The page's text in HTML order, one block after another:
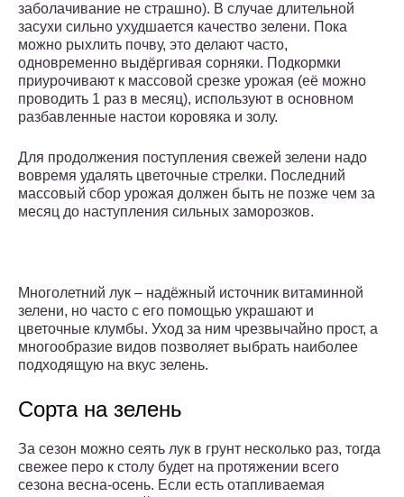
заболачивание не страшно). В случае длительной
засухи сильно ухудшается качество зелени. Пока
можно рыхлить почву, это делают часто,
одновременно выдёргивая сорняки. Подкормки
приурочивают к массовой срезке урожая (её можно
проводить 1 раз в месяц), используют в основном
разбавленные настои коровяка и золу.
Для продолжения поступления свежей зелени надо
вовремя удалять цветочные стрелки. Последний
массовый сбор урожая должен быть не позже чем за
месяц до наступления сильных заморозков.
Многолетний лук – надёжный источник витаминной
зелени, но часто с его помощью украшают и
цветочные клумбы. Уход за ним чрезвычайно прост, а
многообразие видов позволяет выбрать наиболее
подходящую на вкус зелень.
Сорта на зелень
За сезон можно сеять лук в грунт несколько раз, тогда
свежее перо к столу будет на протяжении всего
сезона весна-осень. Если есть отапливаемая